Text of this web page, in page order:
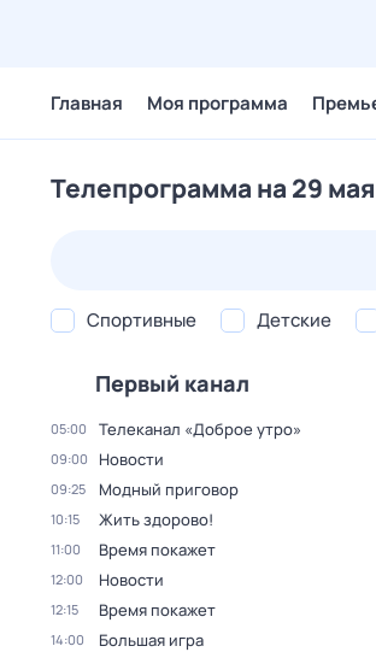
Главная Моя программа
Телепрограмма на 29
Спортивные Детские
Первый канал
05:00 Телеканал «Доброе утро»
09:00 Новости
09:25 Модный приговор
10:15 Жить здорово!
11:00 Время покажет
12:00 Новости
12:15 Время покажет
14:00 Большая игра